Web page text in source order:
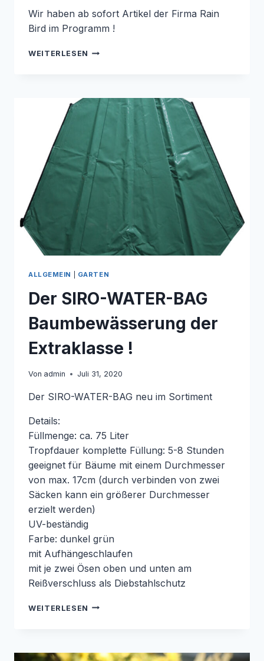
Wir haben ab sofort Artikel der Firma Rain
Bird im Programm !
WEITERLESEN RAIN
NEU
IM
PROGRAMM
ALLGEMEIN GARTEN
Der SIRO-WATER-BAG
Baumbewässerung der
Extraklasse !
Von admin Juli 31, 2020
Der SIRO-WATER-BAG neu im Sortiment
Details:
Füllmenge: ca. 75 Liter
Tropfdauer komplette Füllung: 5-8 Stunden
geeignet für Bäume mit einem Durchmesser
von max. 17cm (durch verbinden von zwei
Säcken kann ein größerer Durchmesser
erzielt werden)
UV-beständig
Farbe: dunkel grün
mit Aufhängeschlaufen
mit je zwei Ösen oben und unten am
Reißverschluss als Diebstahlschutz
WEITERLESEN DER
BAUMBEWÄSSERUNG